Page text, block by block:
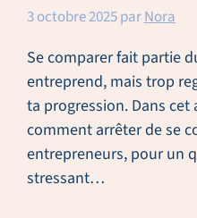
3 octobre 2025parNora
Se comparer fait partie
entreprend, mais trop
ta progression. Dans
comment arrêter de se
entrepreneurs, pour un
stressant…